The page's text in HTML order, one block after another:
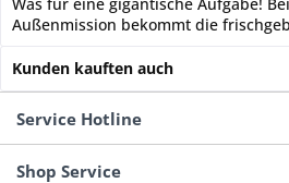
Außenmission bekommt die
Kunden kauften auch
Service Hotline
Shop Service